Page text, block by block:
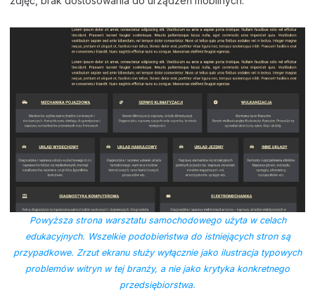
Powyższa strona warsztatu samochodowego użyta w celach
edukacyjnych. Wszelkie podobieństwa do istniejących stron są
przypadkowe. Zrzut ekranu służy wyłącznie jako ilustracja typowych
problemów witryn w tej branży, a nie jako krytyka konkretnego
przedsiębiorstwa.